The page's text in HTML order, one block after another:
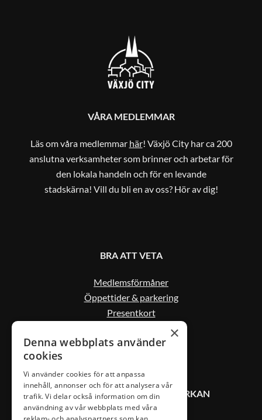
VÅRA MEDLEMMAR
Läs om våra medlemmar här! Växjö City har ca 200
anslutna verksamheter som brinner och arbetar för
den lokala handeln och för en levande
stadskärna! Vill du bli en av oss? Hör av dig!
BRA ATT VETA
Medlemsförmåner
Öppettider & parkering
Presentkort
KONTAKT VÄXJÖ CITYSAMVERKAN
×
Denna webbplats använder
cookies
Vi använder cookies för att anpassa
innehåll, annonser och för att analysera vår
trafik. Vi delar också information om din
användning av vår webbplats med våra